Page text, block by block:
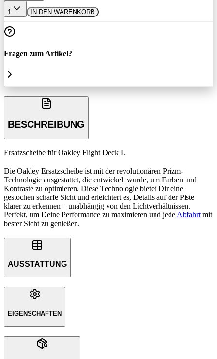
1 IN DEN WARENKORB
Fragen zum Artikel?
BESCHREIBUNG
Ersatzscheibe für Oakley Flight Deck L
Die Oakley Ersatzscheibe ist mit der revolutionären Prizm-
Technologie ausgestattet, die entwickelt wurde, um Farben und
Kontraste zu optimieren. Diese Technologie bietet Dir eine
gestochen scharfe Sicht und erleichtert es, Details auf der Piste
klarer zu erkennen – unabhängig von den Lichtverhältnissen.
Perfekt, um Deine Performance zu maximieren und jede Abfahrt mit
bester Sicht zu genießen.
AUSSTATTUNG
EIGENSCHAFTEN